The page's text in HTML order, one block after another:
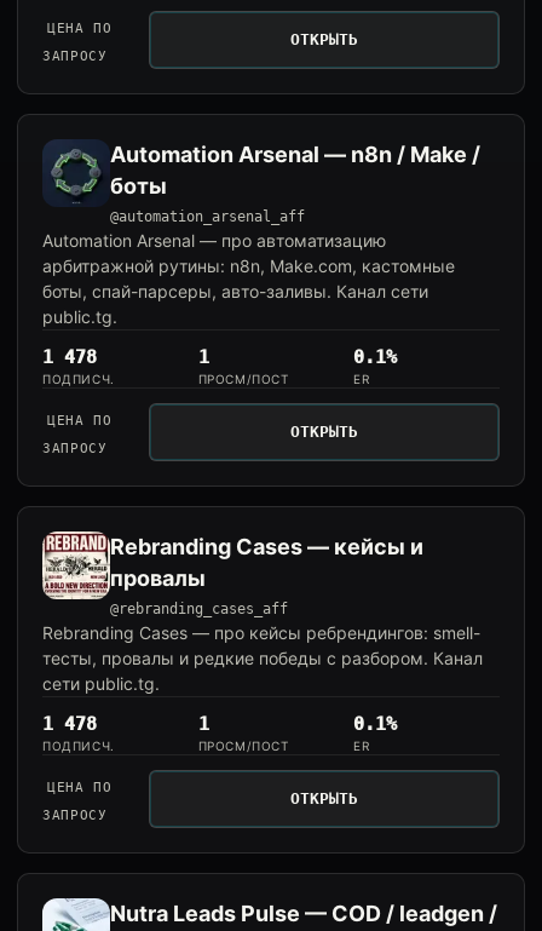
ЦЕНА ПО
ЗАПРОСУ
ОТКРЫТЬ
Automation Arsenal — n8n / Make /
боты
@automation_arsenal_aff
Automation Arsenal — про автоматизацию
арбитражной рутины: n8n, Make.com, кастомные
боты, спай-парсеры, авто-заливы. Канал сети
public.tg.
1 478
ПОДПИСЧ.
1
ПРОСМ/ПОСТ
0.1%
ER
ЦЕНА ПО
ЗАПРОСУ
ОТКРЫТЬ
Rebranding Cases — кейсы и
провалы
@rebranding_cases_aff
Rebranding Cases — про кейсы ребрендингов: smell-
тесты, провалы и редкие победы с разбором. Канал
сети public.tg.
1 478
ПОДПИСЧ.
1
ПРОСМ/ПОСТ
0.1%
ER
ЦЕНА ПО
ЗАПРОСУ
ОТКРЫТЬ
Nutra Leads Pulse — COD / leadgen /